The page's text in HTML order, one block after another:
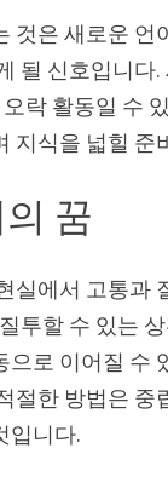
것은 새로운 언
될 신호입니다.
락 활동일 수
지식을 넓힐 준
꿈
실에서 고통과
투할 수 있는
으로 이어질 수
절한 방법은 중
입니다.